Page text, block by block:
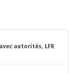
autorités, LFR